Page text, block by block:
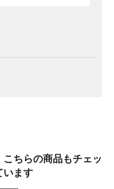
る推奨年齢
。ご注意ください。
ちらの商品もチェッ
います